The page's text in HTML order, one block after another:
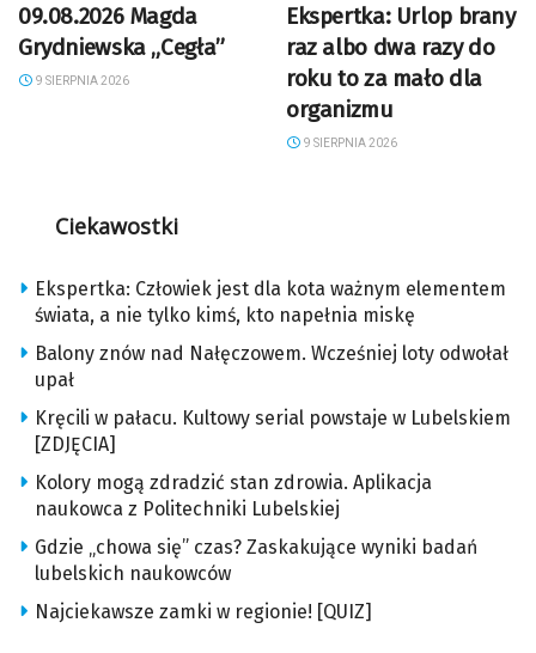
09.08.2026 Magda
Grydniewska „Cegła”
9 SIERPNIA 2026
Ekspertka: Urlop brany
raz albo dwa razy do
roku to za mało dla
organizmu
9 SIERPNIA 2026
Ciekawostki
Ekspertka: Człowiek jest dla kota ważnym elementem
świata, a nie tylko kimś, kto napełnia miskę
Balony znów nad Nałęczowem. Wcześniej loty odwołał
upał
Kręcili w pałacu. Kultowy serial powstaje w Lubelskiem
[ZDJĘCIA]
Kolory mogą zdradzić stan zdrowia. Aplikacja
naukowca z Politechniki Lubelskiej
Gdzie „chowa się” czas? Zaskakujące wyniki badań
lubelskich naukowców
Najciekawsze zamki w regionie! [QUIZ]